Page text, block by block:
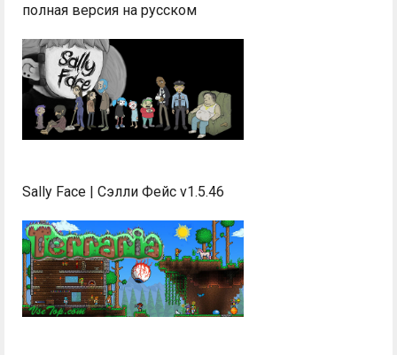
полная версия на русском
Sally Face | Сэлли Фейс v1.5.46